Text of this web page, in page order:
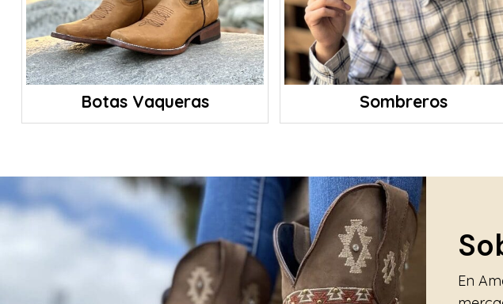
Botas Vaqueras Sombreros
En